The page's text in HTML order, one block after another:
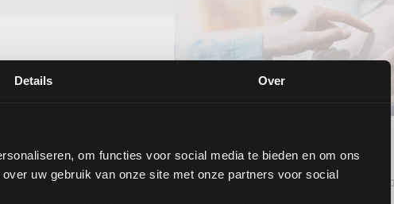
Details Over
om functies voor social media te bieden en om ons
uw gebruik van onze site met onze partners voor social
vrijwel elk beursgenoteerd
toegang tot
Zo profiteert u van een
een stabiel platform met
Belegt u met het oog op
en gaat u short*?
Selecteer uw gewenste LYNX